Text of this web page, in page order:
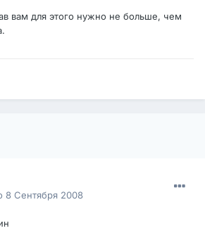
вам для этого нужно не больше, чем
8 Сентября 2008